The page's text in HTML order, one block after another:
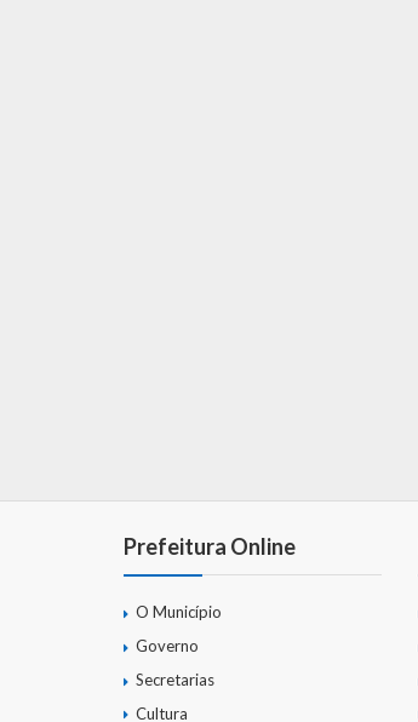
Prefeitura Online
O Município
Governo
Secretarias
Cultura